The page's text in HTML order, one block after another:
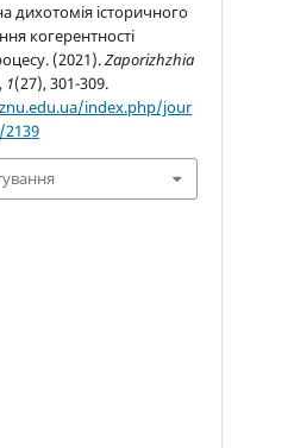
дихотомія історичного
когерентності
(2021).Zaporizhzhia
, 1(27), 301-309.
index.php/jour